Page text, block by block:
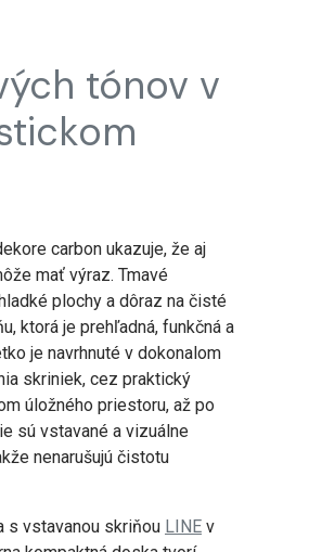
tónov v
carbon ukazuje, že aj
mať výraz. Tmavé
plochy a dôraz na čisté
ktorá je prehľadná, funkčná a
je navrhnuté v dokonalom
skriniek, cez praktický
úložného priestoru, až po
sú vstavané a vizuálne
nenarušujú čistotu
s vstavanou skriňou LINE v